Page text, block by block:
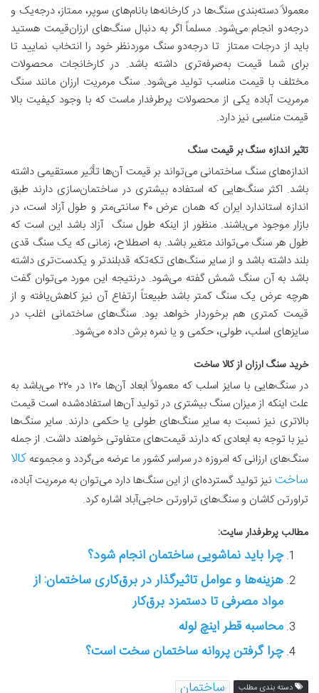
معمولاً دسته‌بندی سنگ‌ها در کارخانه‌ها بانام‌های سوپر، ممتاز، درجه‌یک و
درجه‌دو انجام می‌شود. مسلماً اگر به دنبال سنگ‌های ارزان‌قیمت هستید
باید از درجات ممتاز تا درجه‌دو سنگ موردنظر خود را انتخاب نمایید تا
برای شما قیمت به‌صرفه‌تری داشته باشد. در کارخانجات محصولات
مختلف با قیمت مناسب تولید می‌شود. سنگ مرمریت ارزان مانند سنگ
مرمریت آباده یکی از محصولات پرطرفدار ماست که با وجود کیفیت بالا
قیمت مناسبی نیز دارد.
تاثیر اندازه سنگ بر قیمت سنگ
اندازه‌های سنگ ساختمانی می‌تواند بر قیمت آن‌ها تأثیر مستقیمی داشته
باشد. اکثر سنگ‌هایی که استفاده بیشتری در ساختمان‌سازی دارند طبق
اندازه استاندارد ایران که همان عرض ۴۰ سانتی‌متر و طول آزاد است، در
بازار موجود می‌باشند. منظور از اینکه طول سنگ آزاد باشد این است که
طول هر سنگ می‌تواند متغیر باشد. به اصطلاح، زمانی که یک سنگ قدی
بلند داشته باشد و از سایر سنگ‌های تکه‌تکه قدبلندتر و یکدست‌تری داشته
باشد به آن سنگ شمش گفته می‌شود. درنتیجه این مورد می‌توان گفت
هرچه عرض یک سنگ کمتر باشد طبیعتاً ارتفاع آن نیز کاهش‌یافته و از
قیمت کمتری هم برخوردار خواهد بود. سنگ‌های ساختمانی اغلب در
سایزهای اسلب، طولی، حکمی و یا نمره برش داده می‌شود.
خرید سنگ ارزان از کالا ساخت
در سنگ‌هایی با سایز اسلب که معمولاً ابعاد آن‌ها ۱۲۰ در ۲۲۰ می‌باشد به
علت اینکه از میزان سنگ بیشتری در تولید آن‌ها استفاده‌شده است قیمت
بالاتری نیز نسبت به سایر سنگ‌های طولی یا حکمی دارند. سایر سنگ‌ها
نیز با توجه به ابعادی که دارند قیمت‌های متفاوتی خواهند داشت. از جمله
سنگ‌های ارزانی که امروزه در سراسر کشور ما عرضه می‌گردد و مجموعه کالا
ساخت نیز تولید گسترده‌ای از این سنگ‌ها دارد می‌توان به مرمریت آباده،
تراورتن کاشان و سنگ‌های تراورتن حاجی‌آباد اشاره کرد.
مطالب پرطرفدار سایت:
چرا باید نماشویی ساختمان انجام شود؟
هزینه‌ها و عوامل تاثیرگذار در برق‌کاری ساختمان: از
مواد مصرفی تا دستمزد برق‌کار
محاسبه قطر اینچ لوله
چرا گرفتن پروانه ساختمان سخت است؟
دسته بندی مطلب ساختمان